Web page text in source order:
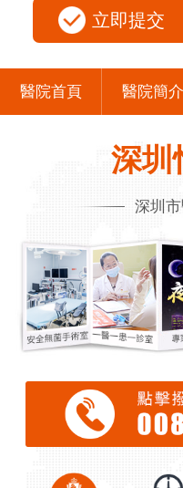
立即提交
醫院首頁 醫院簡介
深圳
深圳